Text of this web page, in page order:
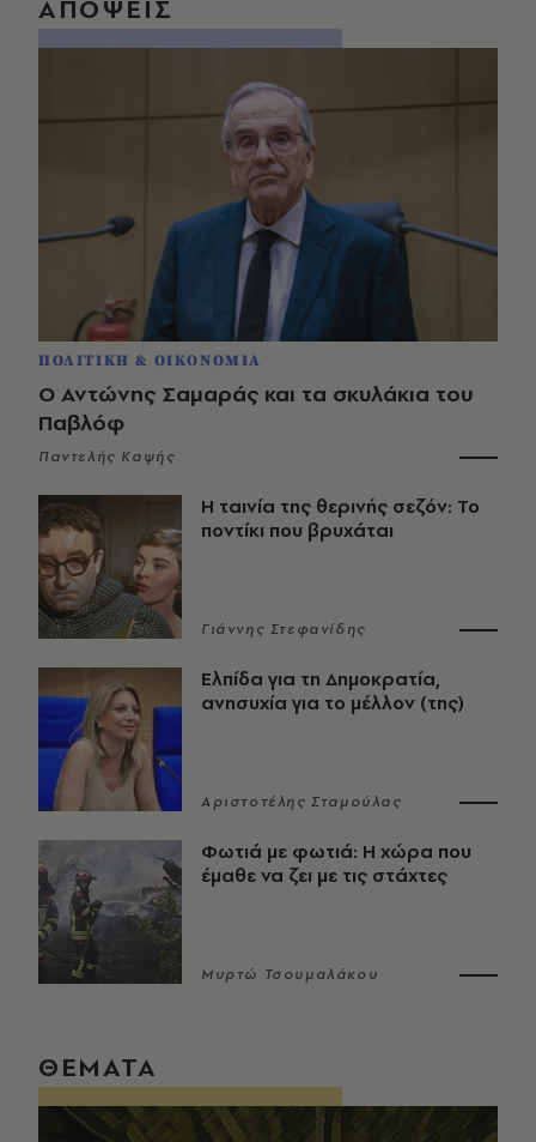
ΑΠΟΨΕΙΣ
ΠΟΛΙΤΙΚΗ & ΟΙΚΟΝΟΜΙΑ
Ο Αντώνης Σαμαράς και τα σκυλάκια του
Παβλόφ
Παντελής Καψής
Η ταινία της θερινής σεζόν: Το
ποντίκι που βρυχάται
Γιάννης Στεφανίδης
Ελπίδα για τη Δημοκρατία,
ανησυχία για το μέλλον (της)
Αριστοτέλης Σταμούλας
Φωτιά με φωτιά: Η χώρα που
έμαθε να ζει με τις στάχτες
Μυρτώ Τσουμαλάκου
ΘΕΜΑΤΑ